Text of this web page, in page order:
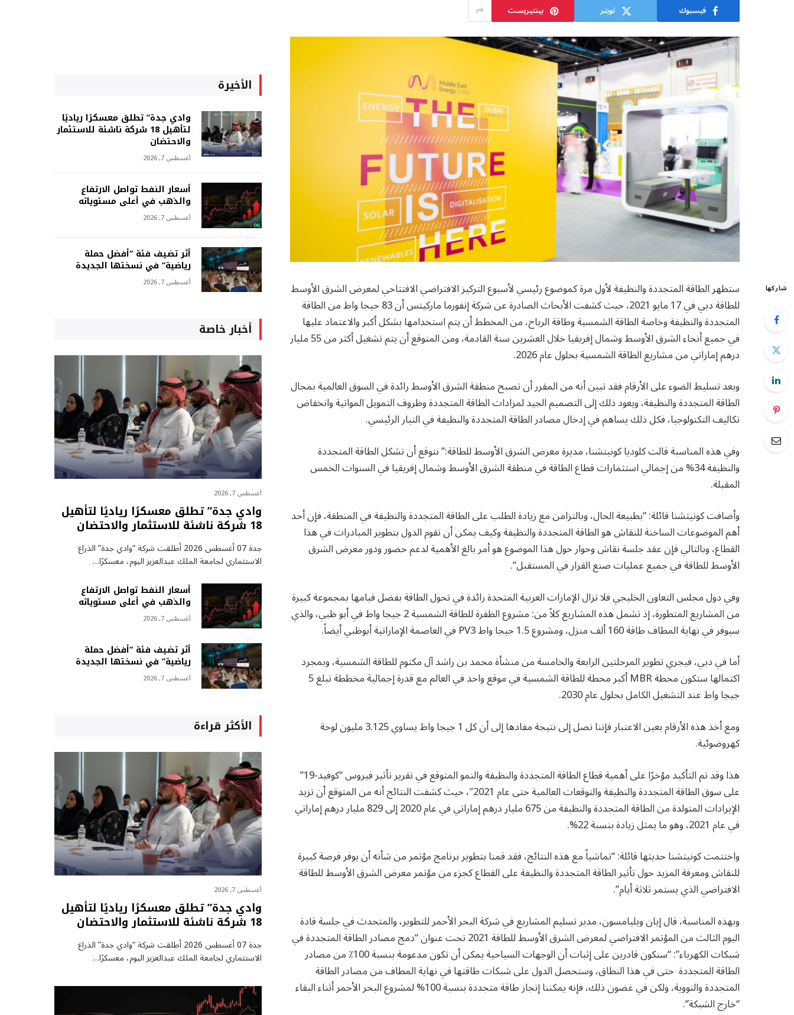
فيسبوك تويتر بينتيريست
شاركها
ستظهر الطاقة المتجددة والنظيفة لأول مرة كموضوع رئيسي لأسبوع التركيز الافتراضي الافتتاحي لمعرض الشرق الأوسط
للطاقة دبي في 17 مايو 2021، حيث كشفت الأبحاث الصادرة عن شركة إنفورما ماركيتس أن 83 جيجا واط من الطاقة
المتجددة والنظيفة وخاصة الطاقة الشمسية وطاقة الرياح، من المخطط أن يتم استخدامها بشكل أكبر والاعتماد عليها
في جميع أنحاء الشرق الأوسط وشمال إفريقيا خلال العشرين سنة القادمة، ومن المتوقع أن يتم تشغيل أكثر من 55 مليار
درهم إماراتي من مشاريع الطاقة الشمسية بحلول عام 2026.
وبعد تسليط الضوء على الأرقام فقد تبين أنه من المقرر أن تصبح منطقة الشرق الأوسط رائدة في السوق العالمية بمجال
الطاقة المتجددة والنظيفة، ويعود ذلك إلى التصميم الجيد لمزادات الطاقة المتجددة وظروف التمويل المواتية وانخفاض
تكاليف التكنولوجيا، فكل ذلك يساهم في إدخال مصادر الطاقة المتجددة والنظيفة في التيار الرئيسي.
وفي هذه المناسبة قالت كلوديا كونيتشنا، مديرة معرض الشرق الأوسط للطاقة:” نتوقع أن تشكل الطاقة المتجددة
والنظيفة 34% من إجمالي استثمارات قطاع الطاقة في منطقة الشرق الأوسط وشمال إفريقيا في السنوات الخمس
المقبلة.
وأضافت كونيتشنا قائلة: “بطبيعة الحال، وبالتزامن مع زيادة الطلب على الطاقة المتجددة والنظيفة في المنطقة، فإن أحد
أهم الموضوعات الساخنة للنقاش هو الطاقة المتجددة والنظيفة وكيف يمكن أن تقوم الدول بتطوير المبادرات في هذا
القطاع، وبالتالي فإن عقد جلسة نقاش وحوار حول هذا الموضوع هو أمر بالغ الأهمية لدعم حضور ودور معرض الشرق
الأوسط للطاقة في جميع عمليات صنع القرار في المستقبل”.
وفي دول مجلس التعاون الخليجي فلا تزال الإمارات العربية المتحدة رائدة في تحول الطاقة بفضل قيامها بمجموعة كبيرة
من المشاريع المتطورة، إذ تشمل هذه المشاريع كلاً من: مشروع الظفرة للطاقة الشمسية 2 جيجا واط في أبو ظبي، والذي
سيوفر في نهاية المطاف طاقة 160 ألف منزل، ومشروع 1.5 جيجا واط PV3 في العاصمة الإماراتية أبوظبي أيضاً.
أما في دبي، فيجري تطوير المرحلتين الرابعة والخامسة من منشأة محمد بن راشد آل مكتوم للطاقة الشمسية، وبمجرد
اكتمالها ستكون محطة MBR أكبر محطة للطاقة الشمسية في موقع واحد في العالم مع قدرة إجمالية مخططة تبلغ 5
جيجا واط عند التشغيل الكامل بحلول عام 2030.
ومع أخذ هذه الأرقام بعين الاعتبار فإننا نصل إلى نتيجة مفادها إلى أن كل 1 جيجا واط يساوي 3.125 مليون لوحة
كهروضوئية.
هذا وقد تم التأكيد مؤخرًا على أهمية قطاع الطاقة المتجددة والنظيفة والنمو المتوقع في تقرير تأثير فيروس “كوفيد-19”
على سوق الطاقة المتجددة والنظيفة والتوقعات العالمية حتى عام 2021″، حيث كشفت النتائج أنه من المتوقع أن تزيد
الإيرادات المتولدة من الطاقة المتجددة والنظيفة من 675 مليار درهم إماراتي في عام 2020 إلى 829 مليار درهم إماراتي
في عام 2021، وهو ما يمثل زيادة بنسبة 22%.
واختتمت كونيتشنا حديثها قائلة: “تماشياً مع هذه النتائج، فقد قمنا بتطوير برنامج مؤتمر من شأنه أن يوفر فرصة كبيرة
للنقاش ومعرفة المزيد حول تأثير الطاقة المتجددة والنظيفة على القطاع كجزء من مؤتمر معرض الشرق الأوسط للطاقة
الافتراضي الذي يستمر ثلاثة أيام”.
وبهذه المناسبة، قال إيان ويليامسون، مدير تسليم المشاريع في شركة البحر الأحمر للتطوير، والمتحدث في جلسة قادة
اليوم الثالث من المؤتمر الافتراضي لمعرض الشرق الأوسط للطاقة 2021 تحت عنوان “دمج مصادر الطاقة المتجددة في
شبكات الكهرباء”: “سنكون قادرين على إثبات أن الوجهات السياحية يمكن أن تكون مدعومة بنسبة 100٪ من مصادر
الطاقة المتجددة حتى في هذا النطاق، وستحصل الدول على شبكات طاقتها في نهاية المطاف من مصادر الطاقة
المتجددة والنووية، ولكن في غضون ذلك، فإنه يمكننا إنجاز طاقة متجددة بنسبة 100% لمشروع البحر الأحمر أثناء البقاء
“خارج الشبكة”.
الأخيرة
وادي جدة” تطلق معسكرًا رياديًا
لتأهيل 18 شركة ناشئة للاستثمار
والاحتضان
أغسطس 7, 2026
أسعار النفط تواصل الارتفاع
والذهب في أعلى مستوياته
أغسطس 7, 2026
أثر تضيف فئة “أفضل حملة
رياضية” في نسختها الجديدة
أغسطس 7, 2026
أخبار خاصة
أغسطس 7, 2026
وادي جدة” تطلق معسكرًا رياديًا لتأهيل
18 شركة ناشئة للاستثمار والاحتضان
جدة 07 أغسطس 2026 أطلقت شركة “وادي جدة” الذراع
الاستثماري لجامعة الملك عبدالعزيز اليوم، معسكرًا…
أسعار النفط تواصل الارتفاع
والذهب في أعلى مستوياته
أغسطس 7, 2026
أثر تضيف فئة “أفضل حملة
رياضية” في نسختها الجديدة
أغسطس 7, 2026
الأكثر قراءة
أغسطس 7, 2026
وادي جدة” تطلق معسكرًا رياديًا لتأهيل
18 شركة ناشئة للاستثمار والاحتضان
جدة 07 أغسطس 2026 أطلقت شركة “وادي جدة” الذراع
الاستثماري لجامعة الملك عبدالعزيز اليوم، معسكرًا…